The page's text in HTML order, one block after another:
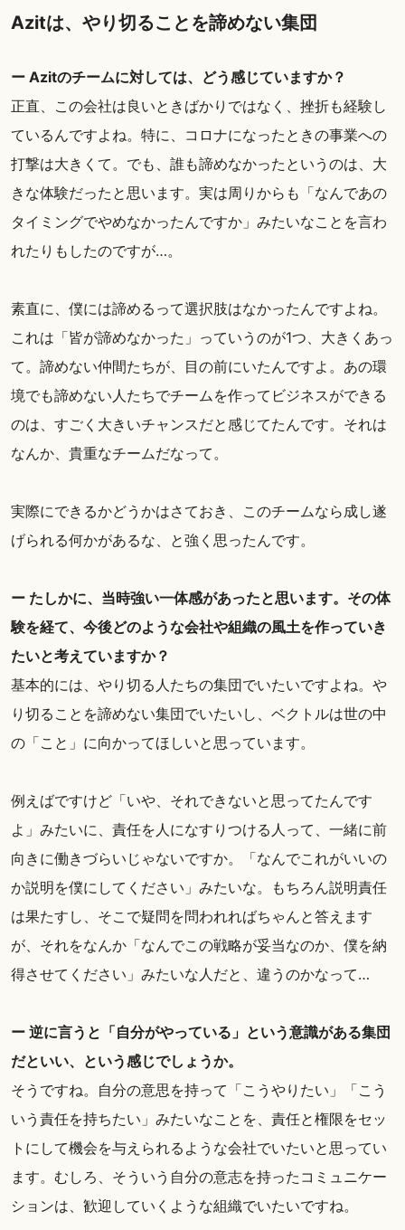
Azitは、やり切ることを諦めない集団
ー Azitのチームに対しては、どう感じていますか？
正直、この会社は良いときばかりではなく、挫折も経験し
ているんですよね。特に、コロナになったときの事業への
打撃は大きくて。でも、誰も諦めなかったというのは、大
きな体験だったと思います。実は周りからも「なんであの
タイミングでやめなかったんですか」みたいなことを言わ
れたりもしたのですが…。
素直に、僕には諦めるって選択肢はなかったんですよね。
これは「皆が諦めなかった」っていうのが1つ、大きくあっ
て。諦めない仲間たちが、目の前にいたんですよ。あの環
境でも諦めない人たちでチームを作ってビジネスができる
のは、すごく大きいチャンスだと感じてたんです。それは
なんか、貴重なチームだなって。
実際にできるかどうかはさておき、このチームなら成し遂
げられる何かがあるな、と強く思ったんです。
ー たしかに、当時強い一体感があったと思います。その体
験を経て、今後どのような会社や組織の風土を作っていき
たいと考えていますか？
基本的には、やり切る人たちの集団でいたいですよね。や
り切ることを諦めない集団でいたいし、ベクトルは世の中
の「こと」に向かってほしいと思っています。
例えばですけど「いや、それできないと思ってたんです
よ」みたいに、責任を人になすりつける人って、一緒に前
向きに働きづらいじゃないですか。「なんでこれがいいの
か説明を僕にしてください」みたいな。もちろん説明責任
は果たすし、そこで疑問を問われればちゃんと答えます
が、それをなんか「なんでこの戦略が妥当なのか、僕を納
得させてください」みたいな人だと、違うのかなって…
ー 逆に言うと「自分がやっている」という意識がある集団
だといい、という感じでしょうか。
そうですね。自分の意思を持って「こうやりたい」「こう
いう責任を持ちたい」みたいなことを、責任と権限をセッ
トにして機会を与えられるような会社でいたいと思ってい
ます。むしろ、そういう自分の意志を持ったコミュニケー
ションは、歓迎していくような組織でいたいですね。